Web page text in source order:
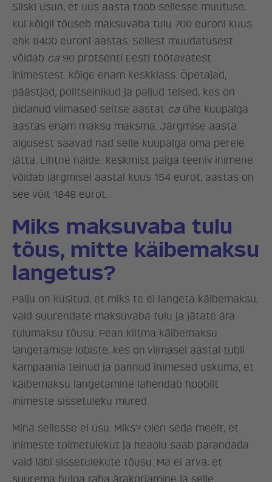
Siiski usun, et uus aasta toob sellesse muutuse,
kui kõigil tõuseb maksuvaba tulu 700 euroni kuus
ehk 8400 euroni aastas. Sellest muudatusest
võidab ca 90 protsenti Eesti töötavatest
inimestest. Kõige enam keskklass. Õpetajad,
päästjad, politseinikud ja paljud teised, kes on
pidanud viimased seitse aastat ca ühe kuupalga
aastas enam maksu maksma. Järgmise aasta
algusest saavad nad selle kuupalga oma perele
jätta. Lihtne näide: keskmist palga teeniv inimene
võidab järgmisel aastal kuus 154 eurot, aastas on
see võit 1848 eurot.
Miks maksuvaba tulu
tõus, mitte käibemaksu
langetus?
Palju on küsitud, et miks te ei langeta käibemaksu,
vaid suurendate maksuvaba tulu ja jätate ära
tulumaksu tõusu. Pean kiitma käibemaksu
langetamise lobiste, kes on viimasel aastal tubli
kampaania teinud ja pannud inimesed uskuma, et
käibemaksu langetamine lahendab hoobilt
inimeste sissetuleku mured.
Mina sellesse ei usu. Miks? Olen seda meelt, et
inimeste toimetulekut ja heaolu saab parandada
vaid läbi sissetulekute tõusu. Ma ei arva, et
suurema hulga raha ärakorjamine ja selle